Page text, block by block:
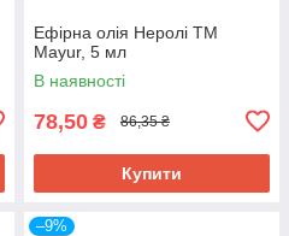
Ефірна олія Неролі ТМ
Mayur, 5 мл
В наявності
78,50 ₴ 86,35 ₴
Купити
–9%